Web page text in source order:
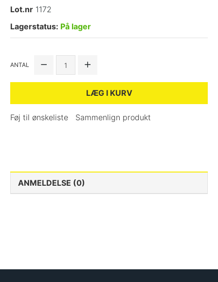
Lot.nr 1172
Lagerstatus: På lager
ANTAL
LÆG I KURV
Føj til ønskeliste Sammenlign produkt
ANMELDELSE (0)